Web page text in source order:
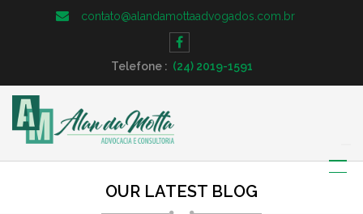
contato@alandamottaadvogados.com.br
Telefone : (24) 2019-1591
OUR LATEST BLOG